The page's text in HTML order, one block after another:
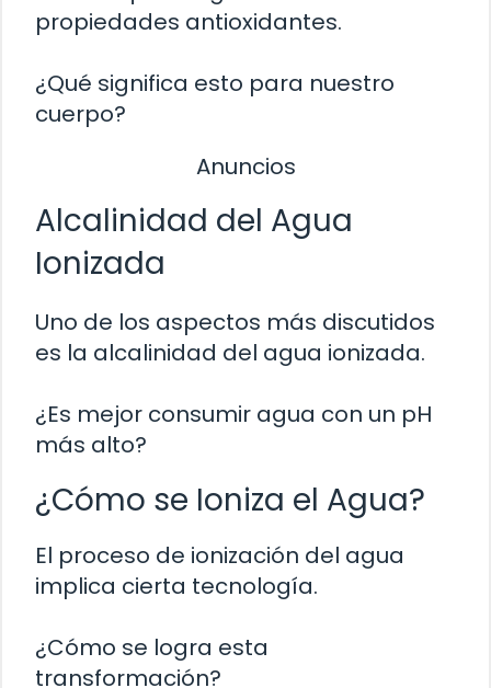
propiedades antioxidantes.
¿Qué significa esto para nuestro
cuerpo?
Anuncios
Alcalinidad del Agua
Ionizada
Uno de los aspectos más discutidos
es la alcalinidad del agua ionizada.
¿Es mejor consumir agua con un pH
más alto?
¿Cómo se Ioniza el Agua?
El proceso de ionización del agua
implica cierta tecnología.
¿Cómo se logra esta
transformación?